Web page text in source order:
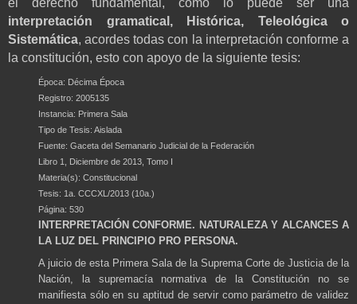
el derecho fundamental, como lo puede ser una
interpretación gramatical, Histórica, Teleológica o
Sistemática, acordes todas con la interpretación conforme a
la constitución, esto con apoyo de la siguiente tesis:
Época: Décima Época
Registro: 2005135
Instancia: Primera Sala
Tipo de Tesis: Aislada
Fuente: Gaceta del Semanario Judicial de la Federación
Libro 1, Diciembre de 2013, Tomo I
Materia(s): Constitucional
Tesis: 1a. CCCXL/2013 (10a.)
Página: 530
INTERPRETACIÓN CONFORME. NATURALEZA Y ALCANCES A
LA LUZ DEL PRINCIPIO PRO PERSONA.
A juicio de esta Primera Sala de la Suprema Corte de Justicia de la
Nación, la supremacía normativa de la Constitución no se
manifiesta sólo en su aptitud de servir como parámetro de validez